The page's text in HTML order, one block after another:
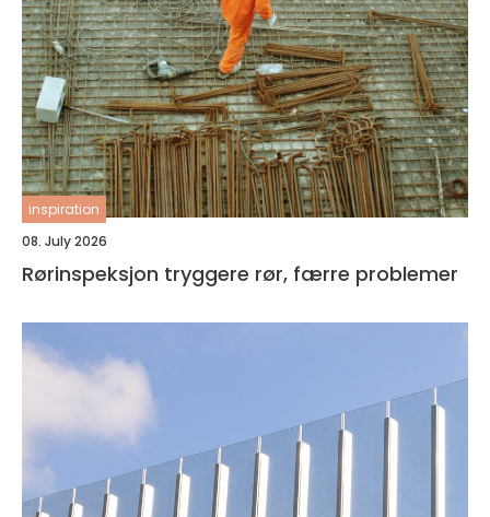
inspiration
08. July 2026
Rørinspeksjon tryggere rør, færre problemer